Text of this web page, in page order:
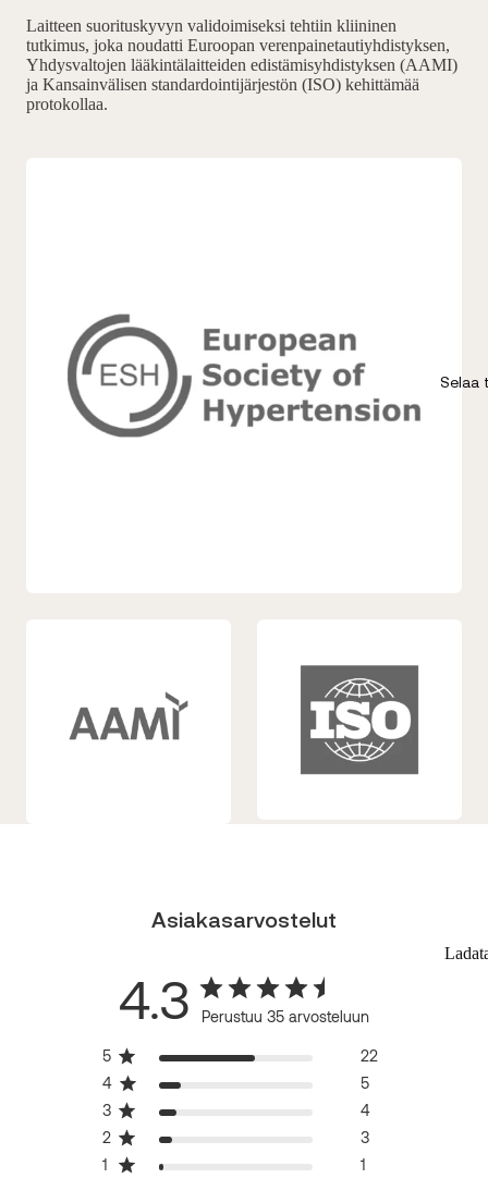
Selaa
Laitteen suorituskyvyn validoimiseksi tehtiin kliininen
tutkimus, joka noudatti Euroopan verenpainetautiyhdistyksen,
Yhdysvaltojen lääkintälaitteiden edistämisyhdistyksen (AAMI)
ja Kansainvälisen standardointijärjestön (ISO) kehittämää
protokollaa.
Asiakasarvostelut
4.3 Perustuu 35 arvosteluun
5
22
4
5
3
4
2
3
1
1